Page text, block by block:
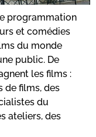
programmation
et comédies
du monde
public. De
les films :
de films, des
du
ateliers, des